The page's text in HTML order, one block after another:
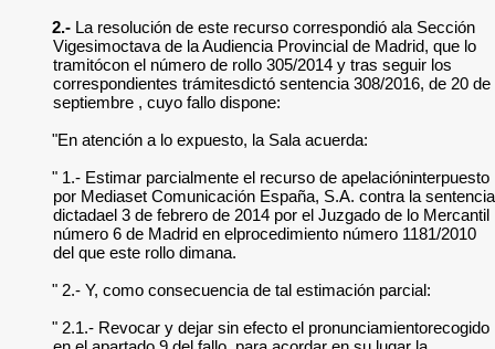
2.- La resolución de este recurso correspondió ala Sección
Vigesimoctava de la Audiencia Provincial de Madrid, que lo
tramitócon el número de rollo 305/2014 y tras seguir los
correspondientes trámitesdictó sentencia 308/2016, de 20 de
septiembre , cuyo fallo dispone:
"En atención a lo expuesto, la Sala acuerda:
" 1.- Estimar parcialmente el recurso de apelacióninterpuesto
por Mediaset Comunicación España, S.A. contra la sentencia
dictadael 3 de febrero de 2014 por el Juzgado de lo Mercantil
número 6 de Madrid en elprocedimiento número 1181/2010
del que este rollo dimana.
" 2.- Y, como consecuencia de tal estimación parcial:
" 2.1.- Revocar y dejar sin efecto el pronunciamientorecogido